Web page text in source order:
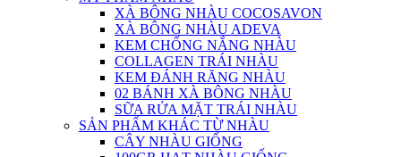
XÀ BÔNG NHÀU COCOSAVON
XÀ BÔNG NHÀU ADEVA
KEM CHỐNG NẮNG NHÀU
COLLAGEN TRÁI NHÀU
KEM ĐÁNH RĂNG NHÀU
02 BÁNH XÀ BÔNG NHÀU
SỮA RỬA MẶT TRÁI NHÀU
SẢN PHẨM KHÁC TỪ NHÀU
CÂY NHÀU GIỐNG